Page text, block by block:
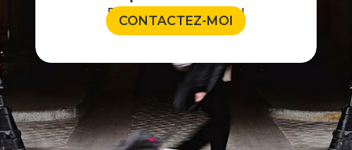
Discutons ensemble !
CONTACTEZ-MOI